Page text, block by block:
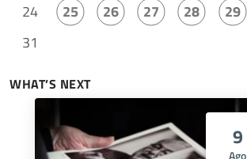
24
25 26 27 28 29
31
WHAT’S NEXT
9